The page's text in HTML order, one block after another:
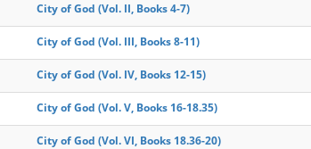
City of God (Vol. II, Books 4-7)
City of God (Vol. III, Books 8-11)
City of God (Vol. IV, Books 12-15)
City of God (Vol. V, Books 16-18.35)
City of God (Vol. VI, Books 18.36-20)